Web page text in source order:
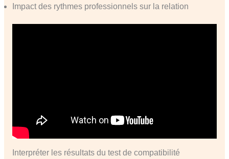
Impact des rythmes professionnels sur la relation
Interpréter les résultats du test de compatibilité